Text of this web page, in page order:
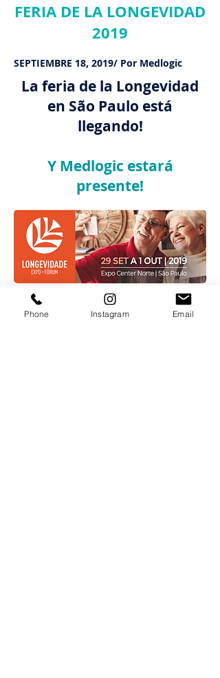
FERIA DE LA LONGEVIDAD
2019
SEPTIEMBRE 18, 2019/ Por Medlogic
La feria de la Longevidad
en São Paulo está
llegando!
Y Medlogic estará
presente!
Phone Instagram Email